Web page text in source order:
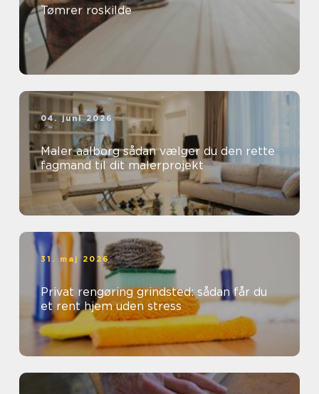
Tømrer roskilde
04. juni 2026
Maler aalborg sådan vælger du den rette
fagmand til dit malerprojekt
31. maj 2026
Privat rengøring grindsted: sådan får du
et rent hjem uden stress